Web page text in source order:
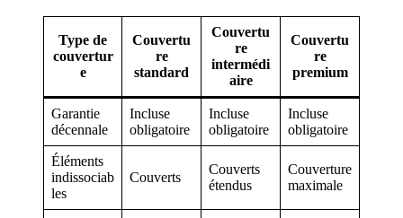
Type de
couvertur
e
Couvertu
re
standard
Couvertu
re
intermédi
aire
Couvertu
re
premium
Garantie
décennale
Incluse
obligatoire
Incluse
obligatoire
Incluse
obligatoire
Éléments
indissociab
les
Couverts
Couverts
étendus
Couverture
maximale